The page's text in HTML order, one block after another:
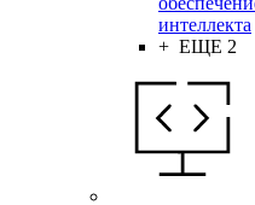
интеллекта
+ ЕЩЕ 2